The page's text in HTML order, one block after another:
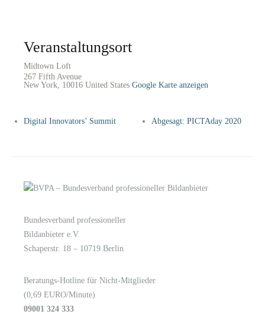
Veranstaltungsort
Midtown Loft
267 Fifth Avenue
New York, 10016 United States Google Karte anzeigen
Digital Innovators’ Summit Abgesagt: PICTAday 2020
Bundesverband professioneller
Bildanbieter e.V.
Schaperstr. 18 – 10719 Berlin
Beratungs-Hotline für Nicht-Mitglieder
(0,69 EURO/Minute)
09001 324 333